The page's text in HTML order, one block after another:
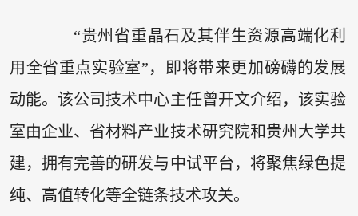
“贵州省重晶石及其伴生资源高端化利
用全省重点实验室”，即将带来更加磅礴的发展
动能。该公司技术中心主任曾开文介绍，该实验
室由企业、省材料产业技术研究院和贵州大学共
建，拥有完善的研发与中试平台，将聚焦绿色提
纯、高值转化等全链条技术攻关。